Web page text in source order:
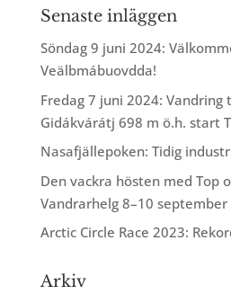
Senaste inläggen
Söndag 9 juni 2024:
Veälbmábuovdda!
Fredag 7 juni 2024: Vandring
Gidákvárátj 698 m ö.h. start
Nasafjällepoken: Tidig
Den vackra hösten med Top
Vandrarhelg 8–10 september
Arctic Circle Race 2023:
Arkiv